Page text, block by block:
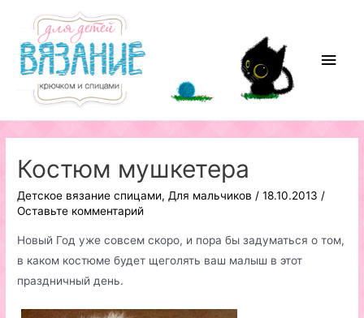
содержимому
Костюм мушкетера
Детское вязание спицами,Для мальчиков /18.10.2013 /
Оставьте комментарий
Новый Год уже совсем скоро, и пора бы задуматься о том,
в каком костюме будет щеголять ваш малыш в этот
праздничный день.